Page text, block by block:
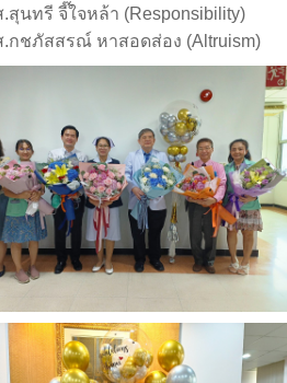
.สุนทรี จี๊ใจหล้า (Responsibility)
.กชภัสสรณ์ หาสอดส่อง (Altruism)